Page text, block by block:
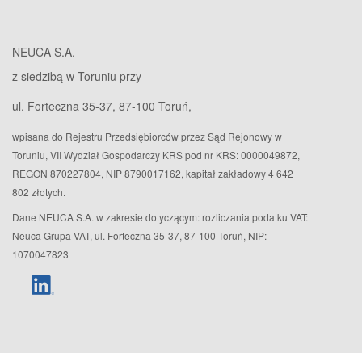
NEUCA S.A.
z siedzibą w Toruniu przy
ul. Forteczna 35-37, 87-100 Toruń,
wpisana do Rejestru Przedsiębiorców przez Sąd Rejonowy w
Toruniu, VII Wydział Gospodarczy KRS pod nr KRS: 0000049872,
REGON 870227804, NIP 8790017162, kapitał zakładowy 4 642
802 złotych.
Dane NEUCA S.A. w zakresie dotyczącym: rozliczania podatku VAT:
Neuca Grupa VAT, ul. Forteczna 35-37, 87-100 Toruń, NIP:
1070047823